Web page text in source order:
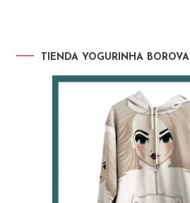
TIENDA YOGURINHA BOROVA